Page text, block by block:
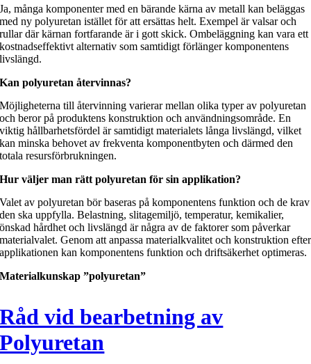
Ja, många komponenter med en bärande kärna av metall kan beläggas
med ny polyuretan istället för att ersättas helt. Exempel är valsar och
rullar där kärnan fortfarande är i gott skick. Ombeläggning kan vara ett
kostnadseffektivt alternativ som samtidigt förlänger komponentens
livslängd.
Kan polyuretan återvinnas?
Möjligheterna till återvinning varierar mellan olika typer av polyuretan
och beror på produktens konstruktion och användningsområde. En
viktig hållbarhetsfördel är samtidigt materialets långa livslängd, vilket
kan minska behovet av frekventa komponentbyten och därmed den
totala resursförbrukningen.
Hur väljer man rätt polyuretan för sin applikation?
Valet av polyuretan bör baseras på komponentens funktion och de krav
den ska uppfylla. Belastning, slitagemiljö, temperatur, kemikalier,
önskad hårdhet och livslängd är några av de faktorer som påverkar
materialvalet. Genom att anpassa materialkvalitet och konstruktion efter
applikationen kan komponentens funktion och driftsäkerhet optimeras.
Materialkunskap ”polyuretan”
Råd vid bearbetning av
Polyuretan